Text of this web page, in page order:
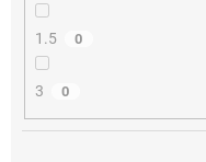
1.5 0
3 0